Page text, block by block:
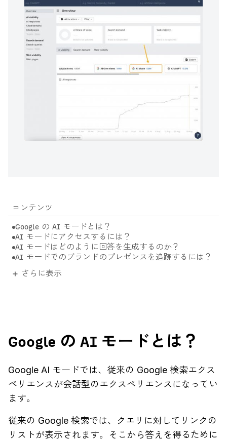
コンテンツ
Google の AI モードとは？
AI モードにアクセスするには？
AI モードはどのように回答を生成するのか？
AI モードでのブランドのプレゼンスを追跡するには？
さらに表示
Google の AI モードとは？
Google AI モードでは、従来の Google 検索エクス
ペリエンスが会話型のエクスペリエンスになってい
ます。
従来の Google 検索では、クエリに対してリンクの
リストが表示されます。そこから答えを得るために